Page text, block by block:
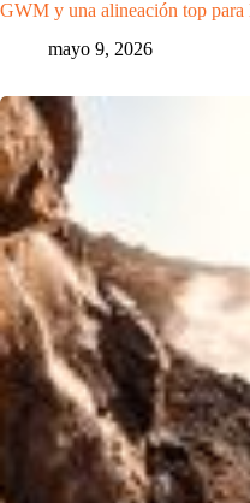
GWM y una alineación top
mayo 9, 2026